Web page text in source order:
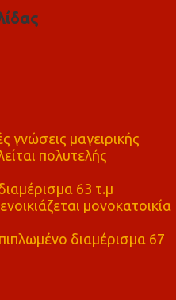
γνώσεις μαγειρικής
πολυτελής
63 τ.μ
μονοκατοικία
διαμέρισμα 67